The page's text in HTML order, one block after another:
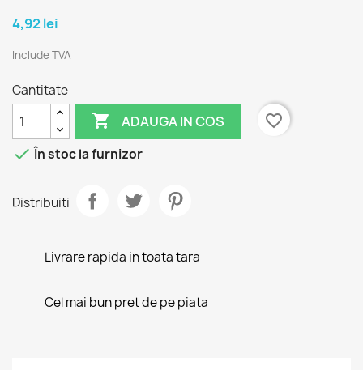
4,92 lei
Include TVA
Cantitate
 ADAUGA IN COS
favorite_border
 În stoc la furnizor
Distribuiti
Livrare rapida in toata tara
Cel mai bun pret de pe piata